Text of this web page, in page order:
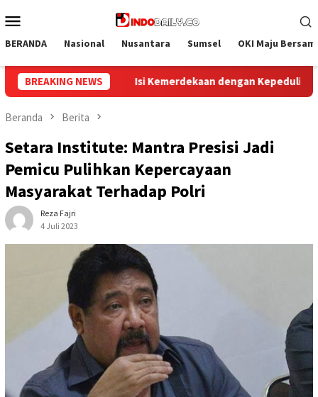
ke
Mobile
BERANDA Nasional Nusantara Sumsel OKI Maju
BREAKING NEWS
dengan Kepedulian, Lapas Sekayu Berbagi di Panti Asuhan
Beranda Berita
Setara Institute: Mantra Presisi Jadi
Pemicu Pulihkan Kepercayaan
Masyarakat Terhadap Polri
Reza Fajri
4 Juli 2023